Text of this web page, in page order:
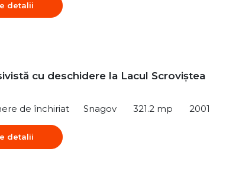
detalii
cu deschidere la Lacul Scroviștea
de închiriat Snagov 321.2 mp 2001
detalii